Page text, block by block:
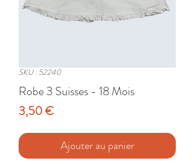
SKU : 52240
Robe 3 Suisses - 18 Mois
3,50 €Prix
Ajouter au panier